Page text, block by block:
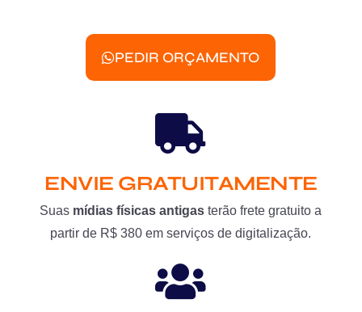
PEDIR ORÇAMENTO
ENVIE GRATUITAMENTE
Suas mídias físicas antigas terão frete gratuito a
partir de R$ 380 em serviços de digitalização.